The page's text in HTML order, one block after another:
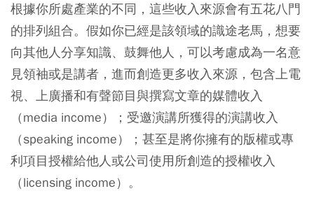
根據你所處產業的不同，這些收入來源會有五花八門
的排列組合。假如你已經是該領域的識途老馬，想要
向其他人分享知識、鼓舞他人，可以考慮成為一名意
見領袖或是講者，進而創造更多收入來源，包含上電
視、上廣播和有聲節目與撰寫文章的媒體收入
（media income）；受邀演講所獲得的演講收入
（speaking income）；甚至是將你擁有的版權或專
利項目授權給他人或公司使用所創造的授權收入
（licensing income）。